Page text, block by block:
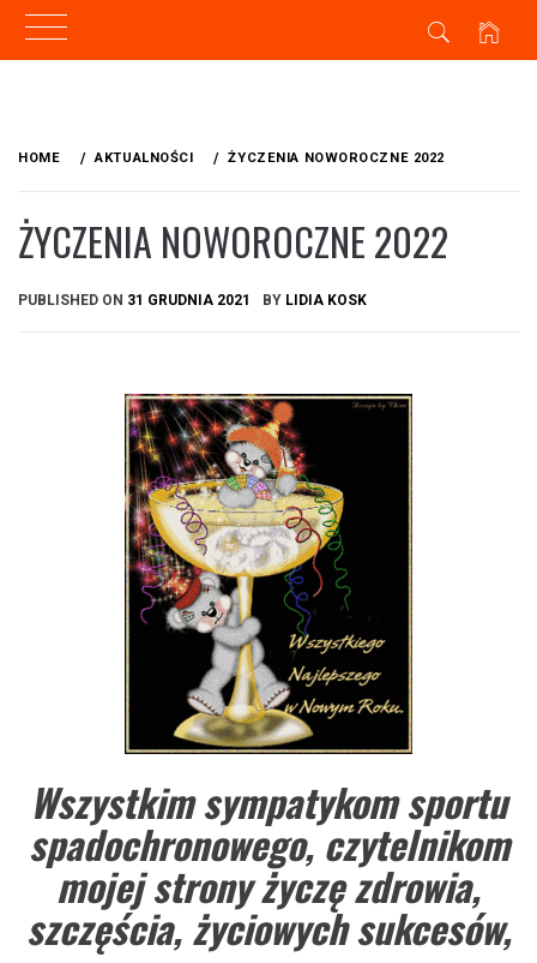
HOME AKTUALNOŚCI ŻYCZENIA NOWOROCZNE 2022
ŻYCZENIA NOWOROCZNE 2022
PUBLISHED ON 31 GRUDNIA 2021 BY LIDIA KOSK
Wszystkim sympatykom sportu
spadochronowego, czytelnikom
mojej strony życzę zdrowia,
szczęścia,życiowych sukcesów,